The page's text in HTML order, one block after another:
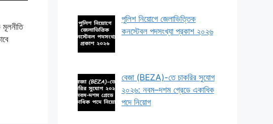
পুলিশ নিয়োগে জেলাভিত্তিক
কনস্টেবল পদসংখ্যা প্রকাশ ২০২৬
বেজা (BEZA)-তে চাকরির সুযোগ
২০২৬: নবম–দশম গ্রেডে একাধিক
পদে নিয়োগ